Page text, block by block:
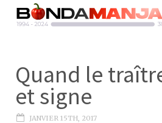
Quand le
et signe
JANVIER 15TH, 2017